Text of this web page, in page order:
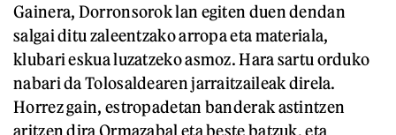
Gainera, Dorronsorok lan egiten duen dendan
salgai ditu zaleentzako arropa eta materiala,
klubari eskua luzatzeko asmoz. Hara sartu orduko
nabari da Tolosaldearen jarraitzaileak direla.
Horrez gain, estropadetan banderak astintzen
aritzen dira Ormazabal eta beste batzuk, eta